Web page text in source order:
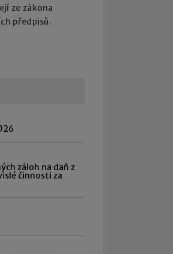
ze zákona
předpisů.
záloh na daň z
činnosti za